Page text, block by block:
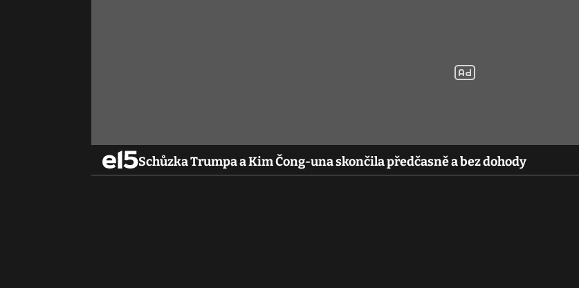
Schůzka Trumpa a Kim Čong-una skončila předčasně a bez dohody